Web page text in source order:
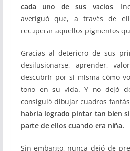
cada uno de sus vacíos.
averiguó que, a través de
recuperar aquellos pigmentos
Gracias al deterioro de sus
desilusionarse, aprender,
descubrir por sí misma cómo
tono en su vida. Y no dejó
consiguió dibujar cuadros
habría logrado pintar tan bien
parte de ellos cuando era niña.
Sin embargo, nunca dejó de